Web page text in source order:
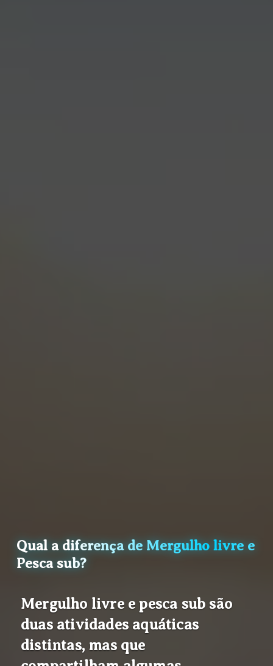
Qual a diferença de Mergulho livre e
Pesca sub?
Mergulho livre e pesca sub são
duas atividades aquáticas
distintas, mas que